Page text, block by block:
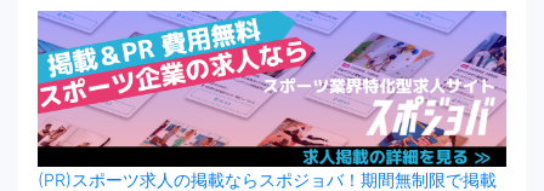
(PR)スポーツ求人の掲載ならスポジョバ！期間無制限で掲載